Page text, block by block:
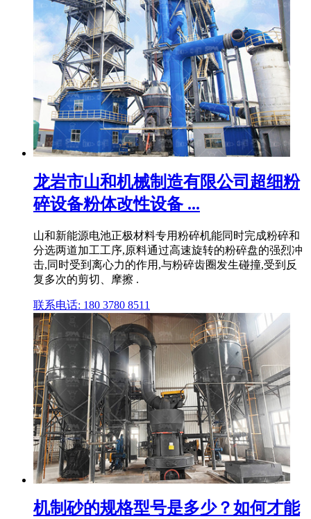
龙岩市山和机械制造有限公司超细粉
碎设备粉体改性设备 ...
山和新能源电池正极材料专用粉碎机能同时完成粉碎和
分选两道加工工序,原料通过高速旋转的粉碎盘的强烈冲
击,同时受到离心力的作用,与粉碎齿圈发生碰撞,受到反
复多次的剪切、摩擦 .
联系电话: 180 3780 8511
机制砂的规格型号是多少？如何才能